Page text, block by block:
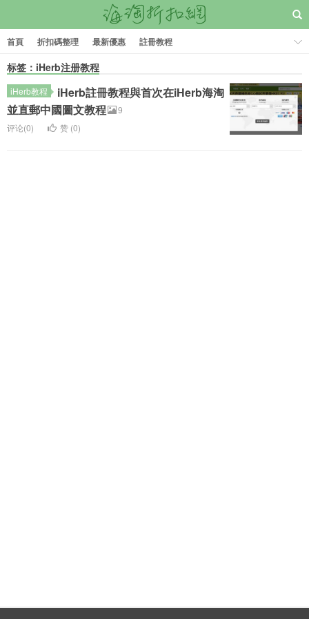
首頁 折扣碼整理 最新優惠 註冊教程
标签：iHerb注册教程
iHerb教程
iHerb註冊教程與首次在iHerb海淘
並直郵中國圖文教程
9
评论(0)
赞 (0)